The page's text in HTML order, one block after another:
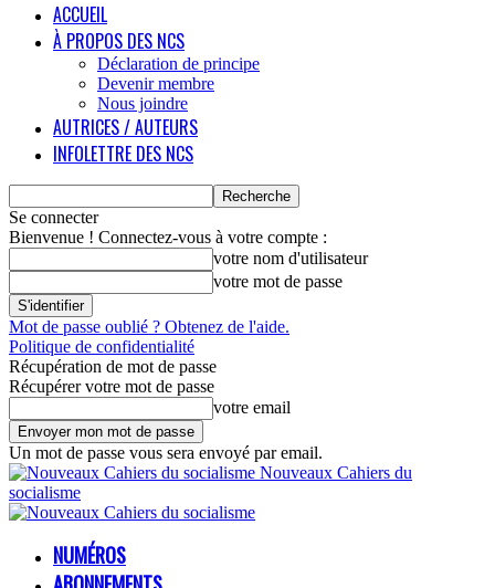
ACCUEIL
À PROPOS DES NCS
Déclaration de principe
Devenir membre
Nous joindre
AUTRICES / AUTEURS
INFOLETTRE DES NCS
Se connecter
Bienvenue ! Connectez-vous à votre compte :
votre nom d'utilisateur
votre mot de passe
Mot de passe oublié ? Obtenez de l'aide.
Politique de confidentialité
Récupération de mot de passe
Récupérer votre mot de passe
votre email
Un mot de passe vous sera envoyé par email.
Nouveaux Cahiers du
socialisme
NUMÉROS